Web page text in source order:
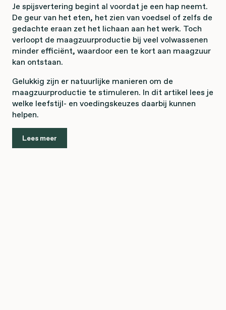
Je spijsvertering begint al voordat je een hap neemt.
De geur van het eten, het zien van voedsel of zelfs de
gedachte eraan zet het lichaan aan het werk. Toch
verloopt de maagzuurproductie bij veel volwassenen
minder efficiënt, waardoor een te kort aan maagzuur
kan ontstaan.
Gelukkig zijn er natuurlijke manieren om de
maagzuurproductie te stimuleren. In dit artikel lees je
welke leefstijl- en voedingskeuzes daarbij kunnen
helpen.
Lees meer